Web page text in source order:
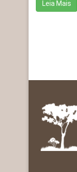
Leia Mais